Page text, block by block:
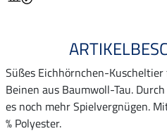
Süßes Eichhörnchen-
Beinen aus Baumwoll-Tau.
es noch mehr Spielvergnügen.
% Polyester.